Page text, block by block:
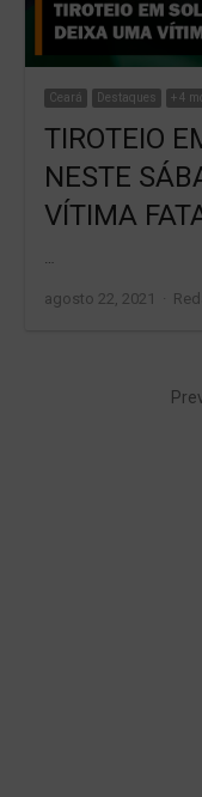
Ceará Destaques + 4
TIROTEIO
NESTE
VÍTIMA
agosto 22, 2021